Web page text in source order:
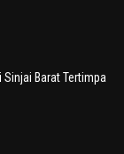
Sinjai Barat Tertimpa